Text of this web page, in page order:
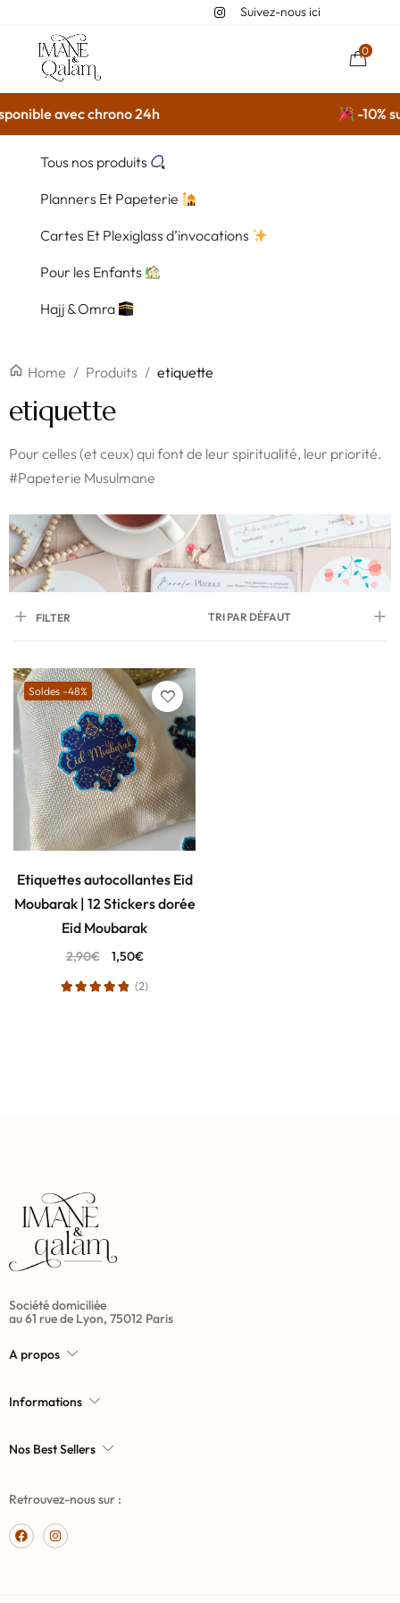
Suivez-nous ici
0
avec chrono 24h -10%
Tous nos produits
Planners Et Papeterie
Cartes Et Plexiglass d’invocations
Pour les Enfants
Hajj & Omra
Home / Produits / etiquette
etiquette
Pour celles (et ceux) qui font de leur spiritualité, leur priorité.
#Papeterie Musulmane
FILTER TRI PAR DÉFAUT
Soldes -48%
Etiquettes autocollantes Eid
Moubarak | 12 Stickers dorée
Eid Moubarak
2,90€ 1,50€
(2)
Société domiciliée
au 61 rue de Lyon, 75012 Paris
A propos
Informations
Nos Best Sellers
Retrouvez-nous sur :